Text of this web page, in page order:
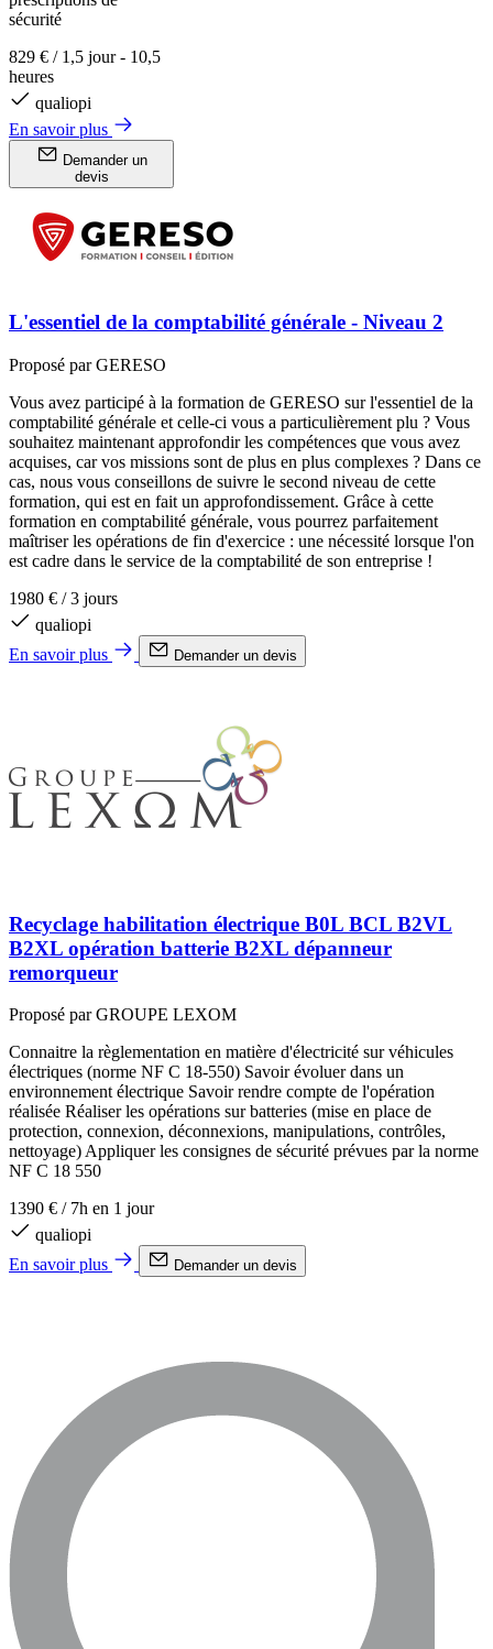
sécurité
829 € / 1,5 jour - 10,5
heures
qualiopi
En savoir plus
Demander un
devis
L'essentiel de la comptabilité générale - Niveau 2
Proposé par GERESO
Vous avez participé à la formation de GERESO sur l'essentiel de la
comptabilité générale et celle-ci vous a particulièrement plu ? Vous
souhaitez maintenant approfondir les compétences que vous avez
acquises, car vos missions sont de plus en plus complexes ? Dans ce
cas, nous vous conseillons de suivre le second niveau de cette
formation, qui est en fait un approfondissement. Grâce à cette
formation en comptabilité générale, vous pourrez parfaitement
maîtriser les opérations de fin d'exercice : une nécessité lorsque l'on
est cadre dans le service de la comptabilité de son entreprise !
1980 € / 3 jours
qualiopi
En savoir plus
Demander un devis
Recyclage habilitation électrique B0L BCL B2VL
B2XL opération batterie B2XL dépanneur
remorqueur
Proposé par GROUPE LEXOM
Connaitre la règlementation en matière d'électricité sur véhicules
électriques (norme NF C 18-550) Savoir évoluer dans un
environnement électrique Savoir rendre compte de l'opération
réalisée Réaliser les opérations sur batteries (mise en place de
protection, connexion, déconnexions, manipulations, contrôles,
nettoyage) Appliquer les consignes de sécurité prévues par la norme
NF C 18 550
1390 € / 7h en 1 jour
qualiopi
En savoir plus
Demander un devis